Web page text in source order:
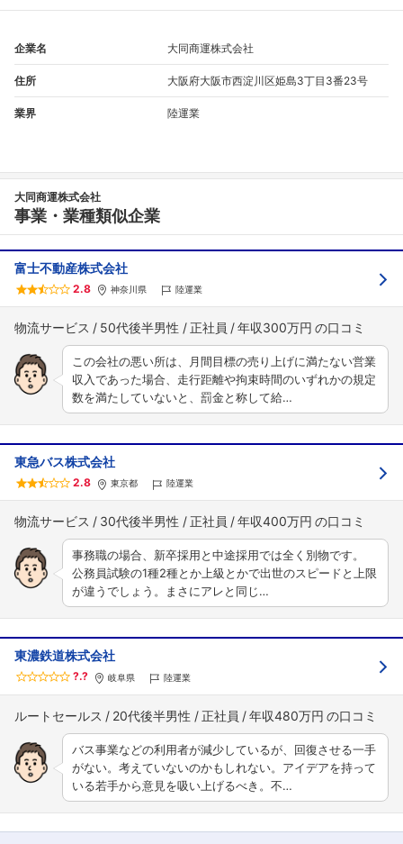
企業名 大同商運株式会社
住所 大阪府大阪市西淀川区姫島3丁目3番23号
業界 陸運業
大同商運株式会社
事業・業種類似企業
富士不動産株式会社
2.8 神奈川県 陸運業
物流サービス 50代後半男性 正社員 年収300万円
この会社の悪い所は、月間目標の売り上げに満たない営業
収入であった場合、走行距離や拘束時間のいずれかの規定
数を満たしていないと、罰金と称して給…
東急バス株式会社
2.8 東京都 陸運業
物流サービス 30代後半男性 正社員 年収400万円
事務職の場合、新卒採用と中途採用では全く別物です。
公務員試験の1種2種とか上級とかで出世のスピードと上限
が違うでしょう。まさにアレと同じ…
東濃鉄道株式会社
?.? 岐阜県 陸運業
ルートセールス 20代後半男性 正社員 年収480万円
バス事業などの利用者が減少しているが、回復させる一手
がない。考えていないのかもしれない。アイデアを持って
いる若手から意見を吸い上げるべき。不…